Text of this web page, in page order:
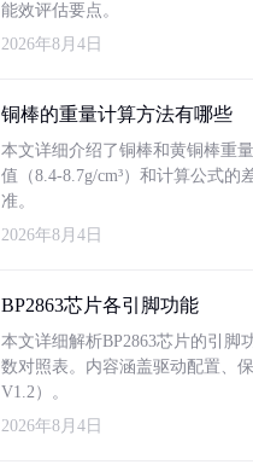
能效评估要点。
2026年8月4日
铜棒的重量计算方法有哪些
本文详细介绍了铜棒和黄铜棒重
值（8.4-8.7g/cm³）和计算公式
准。
2026年8月4日
BP2863芯片各引脚功能
本文详细解析BP2863芯片的引
数对照表。内容涵盖驱动配置、
V1.2）。
2026年8月4日